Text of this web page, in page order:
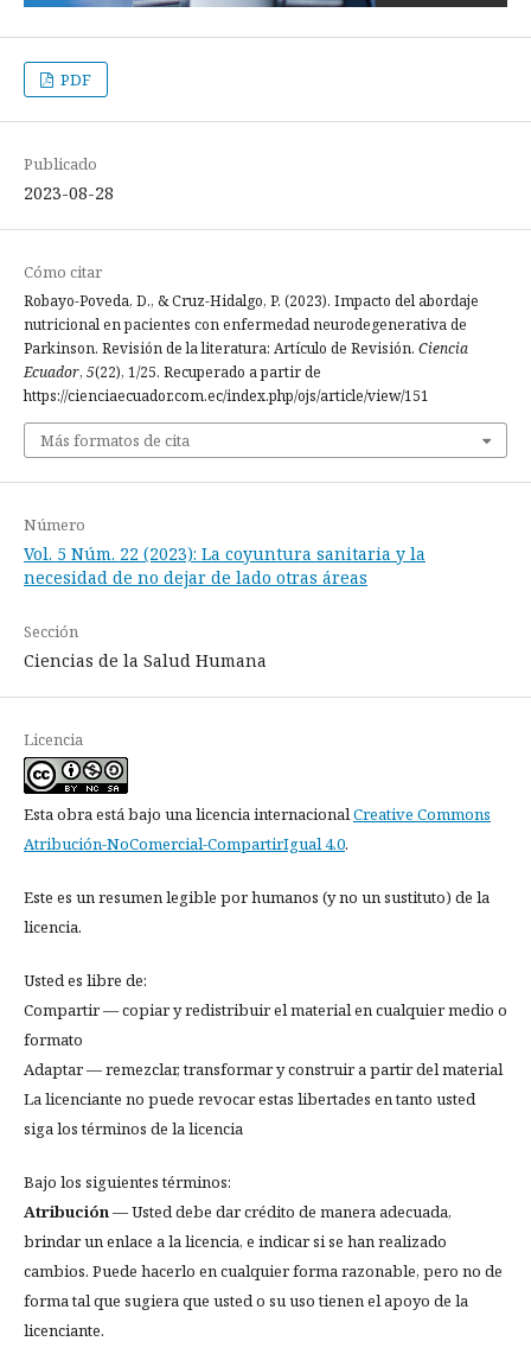
PDF
Publicado
2023-08-28
Cómo citar
Robayo-Poveda, D., & Cruz-Hidalgo, P. (2023). Impacto del abordaje
nutricional en pacientes con enfermedad neurodegenerativa de
Parkinson. Revisión de la literatura: Artículo de Revisión. Ciencia
Ecuador, 5(22), 1/25. Recuperado a partir de
https://cienciaecuador.com.ec/index.php/ojs/article/view/151
Más formatos de cita
Número
Vol. 5 Núm. 22 (2023): La coyuntura sanitaria y la
necesidad de no dejar de lado otras áreas
Sección
Ciencias de la Salud Humana
Licencia
Esta obra está bajo una licencia internacionalCreative Commons
Atribución-NoComercial-CompartirIgual 4.0.
Este es un resumen legible por humanos (y no un sustituto) de la
licencia.
Usted es libre de:
Compartir — copiar y redistribuir el material en cualquier medio o
formato
Adaptar — remezclar, transformar y construir a partir del material
La licenciante no puede revocar estas libertades en tanto usted
siga los términos de la licencia
Bajo los siguientes términos:
Atribución— Usted debe dar crédito de manera adecuada,
brindar un enlace a la licencia, e indicar si se han realizado
cambios. Puede hacerlo en cualquier forma razonable, pero no de
forma tal que sugiera que usted o su uso tienen el apoyo de la
licenciante.